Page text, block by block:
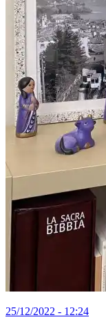
25/12/2022 - 12:24